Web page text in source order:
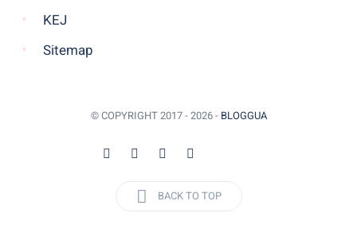
KEJ
Sitemap
© COPYRIGHT 2017 - 2026 - BLOGGUA
BACK TO TOP